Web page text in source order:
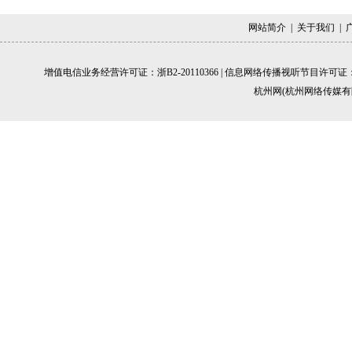
网站简介 关于我们
增值电信业务经营许可证： 浙B2-20110366 | 信息网络传播视听节目许可证
杭州网(杭州网络传媒